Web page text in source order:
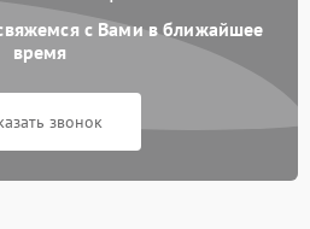
с Вами в ближайшее
время
звонок